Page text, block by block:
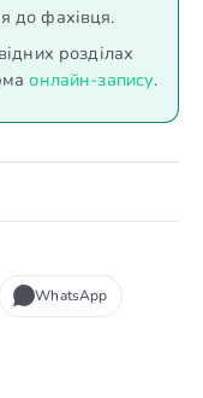
до фахівця.
розділах
онлайн-запису.
WhatsApp